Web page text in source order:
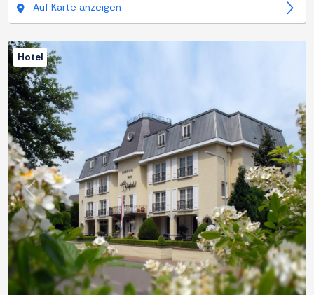
Auf Karte anzeigen
Zurück
Hotel